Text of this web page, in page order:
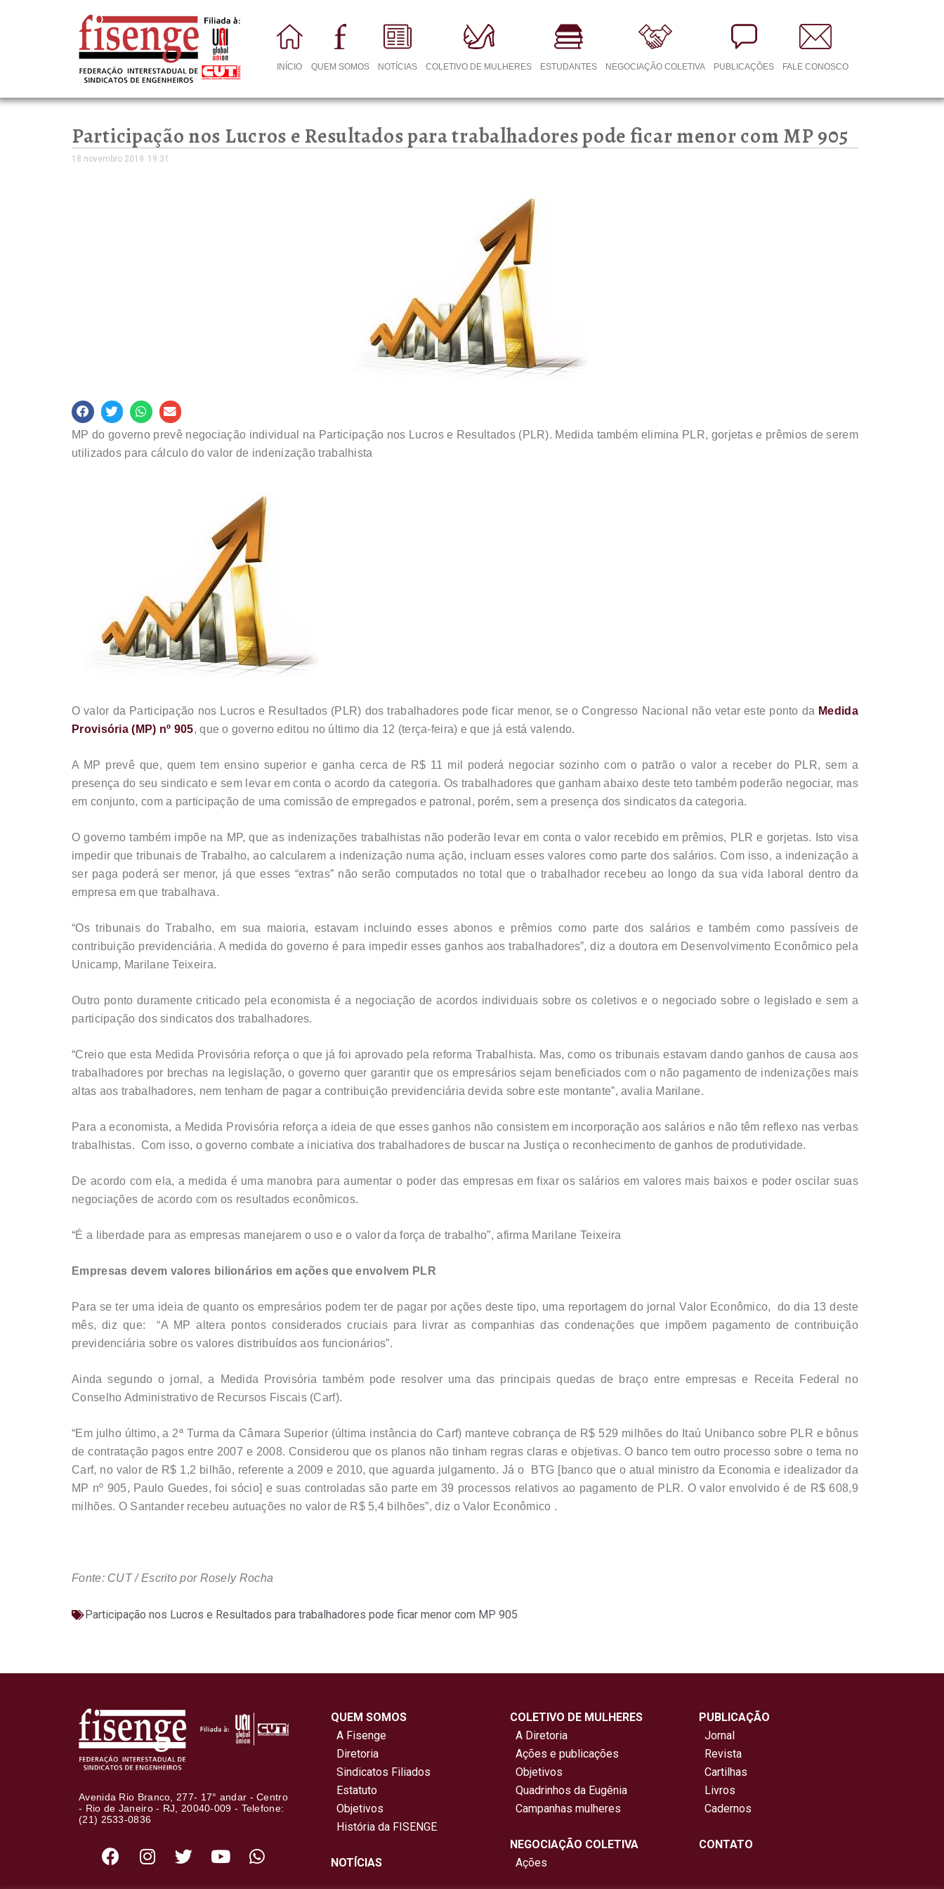
INÍCIO QUEM SOMOS NOTÍCIAS COLETIVO DE MULHERES ESTUDANTES NEGOCIAÇÃO COLETIVA PUBLICAÇÕES FALE CONOSCO
Participação nos Lucros e Resultados para trabalhadores pode ficar menor com MP 905
18 novembro 2019 19:31
MP do governo prevê negociação individual na Participação nos Lucros e Resultados (PLR). Medida também elimina PLR, gorjetas e prêmios de serem
utilizados para cálculo do valor de indenização trabalhista
O valor da Participação nos Lucros e Resultados (PLR) dos trabalhadores pode ficar menor, se o Congresso Nacional não vetar este ponto da Medida
Provisória (MP) nº 905, que o governo editou no último dia 12 (terça-feira) e que já está valendo.
A MP prevê que, quem tem ensino superior e ganha cerca de R$ 11 mil poderá negociar sozinho com o patrão o valor a receber do PLR, sem a
presença do seu sindicato e sem levar em conta o acordo da categoria. Os trabalhadores que ganham abaixo deste teto também poderão negociar, mas
em conjunto, com a participação de uma comissão de empregados e patronal, porém, sem a presença dos sindicatos da categoria.
O governo também impõe na MP, que as indenizações trabalhistas não poderão levar em conta o valor recebido em prêmios, PLR e gorjetas. Isto visa
impedir que tribunais de Trabalho, ao calcularem a indenização numa ação, incluam esses valores como parte dos salários. Com isso, a indenização a
ser paga poderá ser menor, já que esses “extras” não serão computados no total que o trabalhador recebeu ao longo da sua vida laboral dentro da
empresa em que trabalhava.
“Os tribunais do Trabalho, em sua maioria, estavam incluindo esses abonos e prêmios como parte dos salários e também como passíveis de
contribuição previdenciária. A medida do governo é para impedir esses ganhos aos trabalhadores”, diz a doutora em Desenvolvimento Econômico pela
Unicamp, Marilane Teixeira.
Outro ponto duramente criticado pela economista é a negociação de acordos individuais sobre os coletivos e o negociado sobre o legislado e sem a
participação dos sindicatos dos trabalhadores.
“Creio que esta Medida Provisória reforça o que já foi aprovado pela reforma Trabalhista. Mas, como os tribunais estavam dando ganhos de causa aos
trabalhadores por brechas na legislação, o governo quer garantir que os empresários sejam beneficiados com o não pagamento de indenizações mais
altas aos trabalhadores, nem tenham de pagar a contribuição previdenciária devida sobre este montante”, avalia Marilane.
Para a economista, a Medida Provisória reforça a ideia de que esses ganhos não consistem em incorporação aos salários e não têm reflexo nas verbas
trabalhistas. Com isso, o governo combate a iniciativa dos trabalhadores de buscar na Justiça o reconhecimento de ganhos de produtividade.
De acordo com ela, a medida é uma manobra para aumentar o poder das empresas em fixar os salários em valores mais baixos e poder oscilar suas
negociações de acordo com os resultados econômicos.
“É a liberdade para as empresas manejarem o uso e o valor da força de trabalho”, afirma Marilane Teixeira
Empresas devem valores bilionários em ações que envolvem PLR
Para se ter uma ideia de quanto os empresários podem ter de pagar por ações deste tipo, uma reportagem do jornal Valor Econômico, do dia 13 deste
mês, diz que: “A MP altera pontos considerados cruciais para livrar as companhias das condenações que impõem pagamento de contribuição
previdenciária sobre os valores distribuídos aos funcionários”.
Ainda segundo o jornal, a Medida Provisória também pode resolver uma das principais quedas de braço entre empresas e Receita Federal no
Conselho Administrativo de Recursos Fiscais (Carf).
“Em julho último, a 2ª Turma da Câmara Superior (última instância do Carf) manteve cobrança de R$ 529 milhões do Itaú Unibanco sobre PLR e bônus
de contratação pagos entre 2007 e 2008. Considerou que os planos não tinham regras claras e objetivas. O banco tem outro processo sobre o tema no
Carf, no valor de R$ 1,2 bilhão, referente a 2009 e 2010, que aguarda julgamento. Já o BTG [banco que o atual ministro da Economia e idealizador da
MP nº 905, Paulo Guedes, foi sócio] e suas controladas são parte em 39 processos relativos ao pagamento de PLR. O valor envolvido é de R$ 608,9
milhões. O Santander recebeu autuações no valor de R$ 5,4 bilhões”, diz o Valor Econômico .
Fonte: CUT / Escrito por Rosely Rocha
Participação nos Lucros e Resultados para trabalhadores pode ficar menor com MP 905
Avenida Rio Branco, 277- 17° andar - Centro
- Rio de Janeiro - RJ, 20040-009 - Telefone:
(21) 2533-0836
QUEM SOMOS
A Fisenge
Diretoria
Sindicatos Filiados
Estatuto
Objetivos
História da FISENGE
NOTÍCIAS
COLETIVO DE MULHERES
A Diretoria
Ações e publicações
Objetivos
Quadrinhos da Eugênia
Campanhas mulheres
NEGOCIAÇÃO COLETIVA
Ações
PUBLICAÇÃO
Jornal
Revista
Cartilhas
Livros
Cadernos
CONTATO